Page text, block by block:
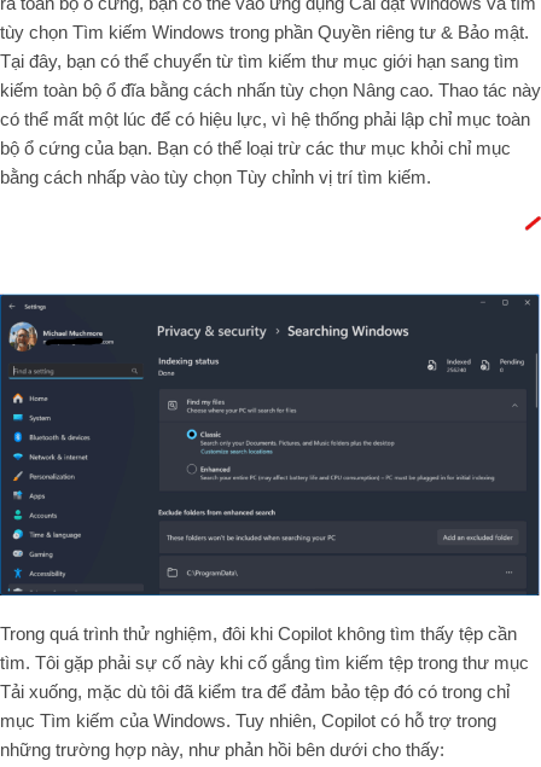
tùy chọn Tìm kiếm Windows trong phần Quyền riêng tư & Bảo mật.
Tại đây, bạn có thể chuyển từ tìm kiếm thư mục giới hạn sang tìm
kiếm toàn bộ ổ đĩa bằng cách nhấn tùy chọn Nâng cao. Thao tác này
có thể mất một lúc để có hiệu lực, vì hệ thống phải lập chỉ mục toàn
bộ ổ cứng của bạn. Bạn có thể loại trừ các thư mục khỏi chỉ mục
bằng cách nhấp vào tùy chọn Tùy chỉnh vị trí tìm kiếm.
Trong quá trình thử nghiệm, đôi khi Copilot không tìm thấy tệp cần
tìm. Tôi gặp phải sự cố này khi cố gắng tìm kiếm tệp trong thư mục
Tải xuống, mặc dù tôi đã kiểm tra để đảm bảo tệp đó có trong chỉ
mục Tìm kiếm của Windows. Tuy nhiên, Copilot có hỗ trợ trong
những trường hợp này, như phản hồi bên dưới cho thấy: